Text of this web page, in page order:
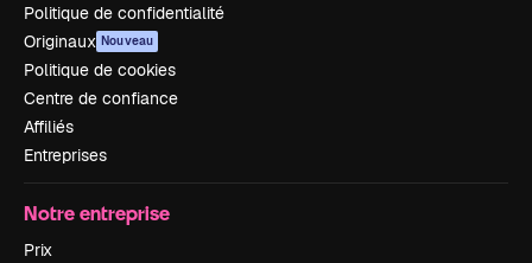
Politique de confidentialité
Originaux Nouveau
Politique de cookies
Centre de confiance
Affiliés
Entreprises
Notre entreprise
Prix